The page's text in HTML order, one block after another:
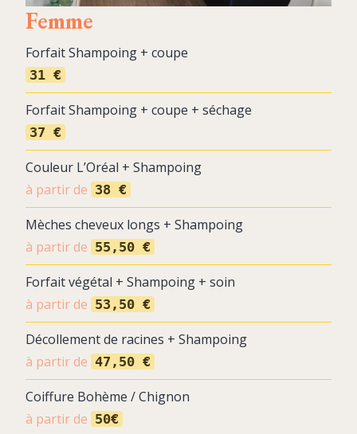
Femme
Forfait Shampoing + coupe
31 €
Forfait Shampoing + coupe + séchage
37 €
Couleur L’Oréal + Shampoing
à partir de 38 €
Mèches cheveux longs + Shampoing
à partir de 55,50 €
Forfait végétal + Shampoing + soin
à partir de 53,50 €
Décollement de racines + Shampoing
à partir de 47,50 €
Coiffure Bohème / Chignon
à partir de 50€